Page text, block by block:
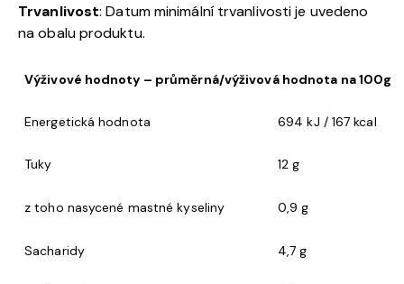
Trvanlivost: Datum minimální trvanlivosti je uvedeno
na obalu produktu.
Výživové hodnoty – průměrná/výživová hodnota na 100g
Energetická hodnota 694 kJ / 167 kcal
Tuky 12 g
z toho nasycené mastné kyseliny 0,9 g
Sacharidy 4,7 g